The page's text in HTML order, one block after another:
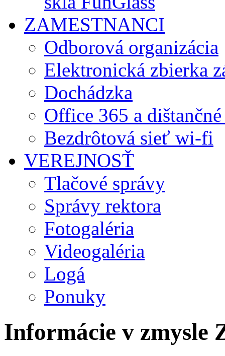
ZAMESTNANCI
Odborová organizácia
Elektronická zbierka
Dochádzka
Office 365 a
Bezdrôtová sieť wi-fi
VEREJNOSŤ
Tlačové správy
Správy rektora
Fotogaléria
Videogaléria
Logá
Ponuky
Informácie v zmysle